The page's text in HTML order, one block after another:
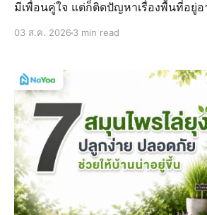
มีเพื่อนคู่ใจ แต่ก็ติดปัญหาเรื่องพื้นที่อยู่อ
03 ส.ค. 2026 3 min read